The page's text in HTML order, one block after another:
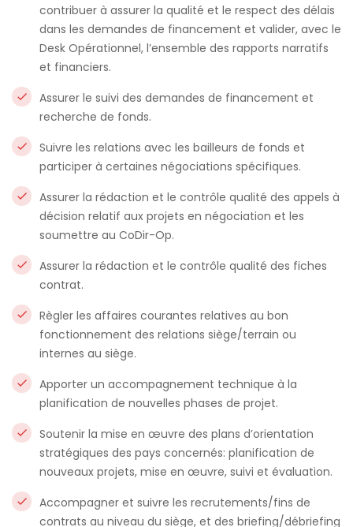
contribuer à assurer la qualité et le respect des délais
dans les demandes de financement et valider, avec le
Desk Opérationnel, l’ensemble des rapports narratifs
et financiers.
Assurer le suivi des demandes de financement et
recherche de fonds.
Suivre les relations avec les bailleurs de fonds et
participer à certaines négociations spécifiques.
Assurer la rédaction et le contrôle qualité des appels à
décision relatif aux projets en négociation et les
soumettre au CoDir-Op.
Assurer la rédaction et le contrôle qualité des fiches
contrat.
Règler les affaires courantes relatives au bon
fonctionnement des relations siège/terrain ou
internes au siège.
Apporter un accompagnement technique à la
planification de nouvelles phases de projet.
Soutenir la mise en œuvre des plans d’orientation
stratégiques des pays concernés: planification de
nouveaux projets, mise en œuvre, suivi et évaluation.
Accompagner et suivre les recrutements/fins de
contrats au niveau du siège, et des briefing/débriefing